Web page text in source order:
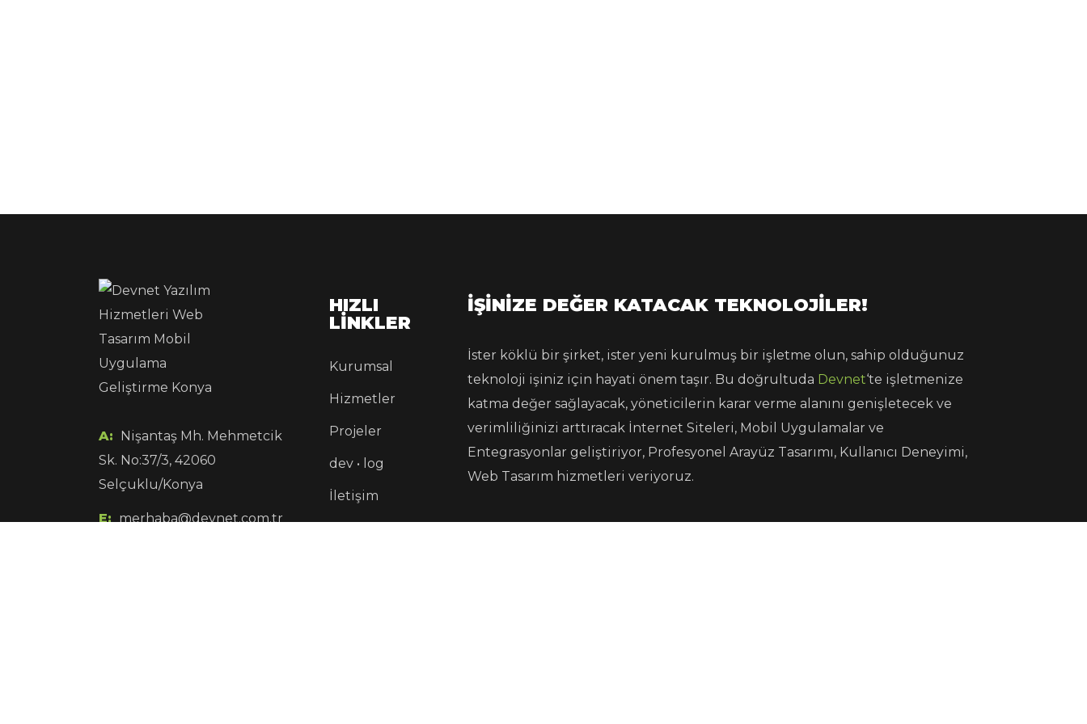
A: Nişantaş Mh. Mehmetcik
Sk. No:37/3, 42060
Selçuklu/Konya
E: merhaba@devnet.com.tr
HIZLI
LİNKLER
Kurumsal
Hizmetler
Projeler
dev • log
İletişim
İŞINIZE DEĞER KATACAK TEKNOLOJILER!
İster köklü bir şirket, ister yeni kurulmuş bir işletme olun, sahip olduğunuz
teknoloji işiniz için hayati önem taşır. Bu doğrultuda Devnet‘te işletmenize
katma değer sağlayacak, yöneticilerin karar verme alanını genişletecek ve
verimliliğinizi arttıracak İnternet Siteleri, Mobil Uygulamalar ve
Entegrasyonlar geliştiriyor, Profesyonel Arayüz Tasarımı, Kullanıcı Deneyimi,
Web Tasarım hizmetleri veriyoruz.